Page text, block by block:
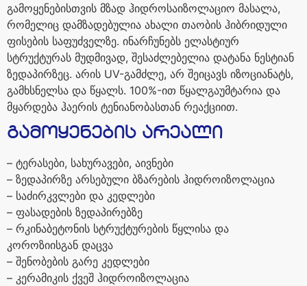
გამოყენებისთვის მზად ჰიდროსაიზოლაციო მასალა,
რომელიც დამზადებულია ახალი თაობის ჰიბრიდული
ფისების საფუძველზე. ინარჩუნებს ელასტიურ
სტრუქტურას მუდმივად, შესაძლებელია დატანა ნესტიან
ზედაპირზეც. არის UV-გამძლე, არ შეიცავს იზოციანატს,
გამხსნელსა და წყალს. 100%-ით წყალგაუმტარია და
მყარდება ჰაერის ტენიანობასთან რეაქციით.
გამოყენების არეალი
– ტერასები, სახურავები, აივნები
– ზედაპირზე არსებული ბზარების ჰიდროიზოლაცია
– საძირკვლები და კედლები
– ფასადების ზედაპირებზე
– რკინაბეტონის სტრუქტურების წყლისა და
კოროზიისგან დაცვა
– შენობების გარე კედლები
– კერამიკის ქვეშ ჰიდროიზოლაცია